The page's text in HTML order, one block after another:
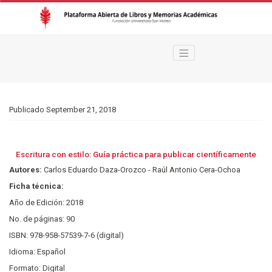
Publicado September 21, 2018
Escritura con estilo: Guía práctica para publicar científicamente
Autores: Carlos Eduardo Daza-Orozco - Raúl Antonio Cera-Ochoa
Ficha técnica:
Año de Edición: 2018
No. de páginas: 90
ISBN: 978-958-57539-7-6 (digital)
Idioma: Español
Formato: Digital